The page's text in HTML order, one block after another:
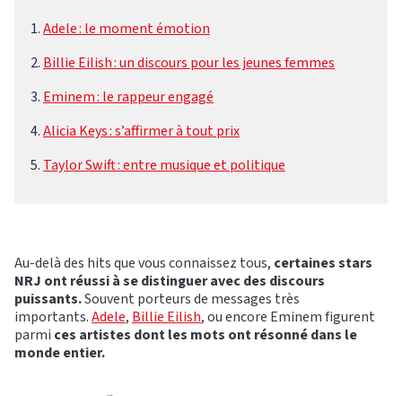
Adele : le moment émotion
Billie Eilish : un discours pour les jeunes femmes
Eminem : le rappeur engagé
Alicia Keys : s’affirmer à tout prix
Taylor Swift : entre musique et politique
Au-delà des hits que vous connaissez tous, certaines stars
NRJ ont réussi à se distinguer avec des discours
puissants.Souvent porteurs de messages très
importants.Adele, Billie Eilish, ou encore Eminem figurent
parmi ces artistes dont les mots ont résonné dans le
monde entier.